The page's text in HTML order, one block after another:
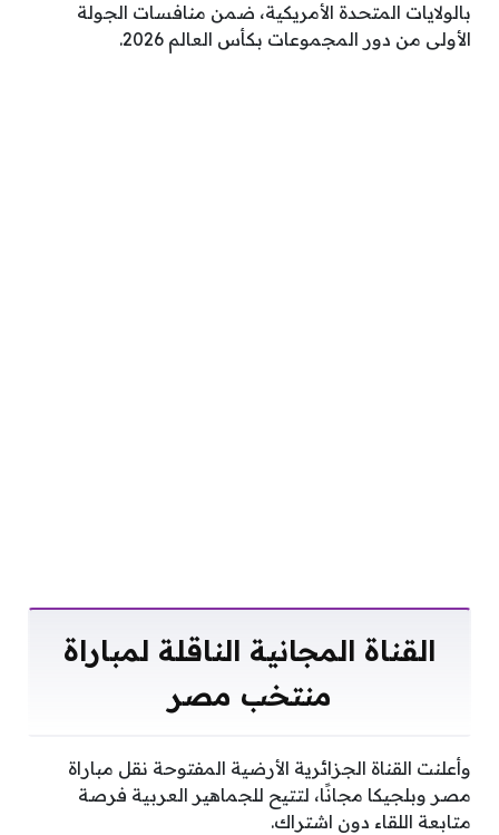
بالولايات المتحدة الأمريكية، ضمن منافسات الجولة
الأولى من دور المجموعات بكأس العالم 2026.
القناة المجانية الناقلة لمباراة
منتخب مصر
وأعلنت القناة الجزائرية الأرضية المفتوحة نقل مباراة
مصر وبلجيكا مجانًا، لتتيح للجماهير العربية فرصة
متابعة اللقاء دون اشتراك.